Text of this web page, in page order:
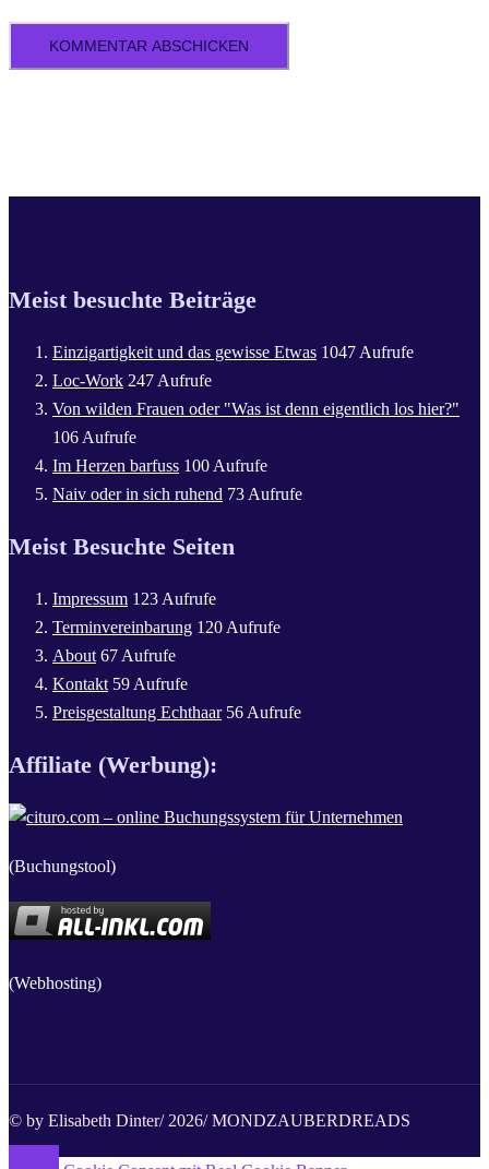
Meist besuchte Beiträge
Einzigartigkeit und das gewisse Etwas 1047 Aufrufe
Loc-Work 247 Aufrufe
Von wilden Frauen oder "Was ist denn eigentlich los hier?"
106 Aufrufe
Im Herzen barfuss 100 Aufrufe
Naiv oder in sich ruhend 73 Aufrufe
Meist Besuchte Seiten
Impressum 123 Aufrufe
Terminvereinbarung 120 Aufrufe
About 67 Aufrufe
Kontakt 59 Aufrufe
Preisgestaltung Echthaar 56 Aufrufe
Affiliate (Werbung):
(Buchungstool)
(Webhosting)
© by Elisabeth Dinter/ 2026/ MONDZAUBERDREADS